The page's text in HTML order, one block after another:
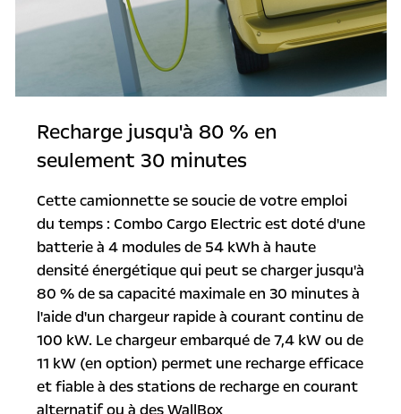
Recharge jusqu'à 80 % en
seulement 30 minutes
Cette camionnette se soucie de votre emploi
du temps : Combo Cargo Electric est doté d'une
batterie à 4 modules de 54 kWh à haute
densité énergétique qui peut se charger jusqu'à
80 % de sa capacité maximale en 30 minutes à
l'aide d'un chargeur rapide à courant continu de
100 kW. Le chargeur embarqué de 7,4 kW ou de
11 kW (en option) permet une recharge efficace
et fiable à des stations de recharge en courant